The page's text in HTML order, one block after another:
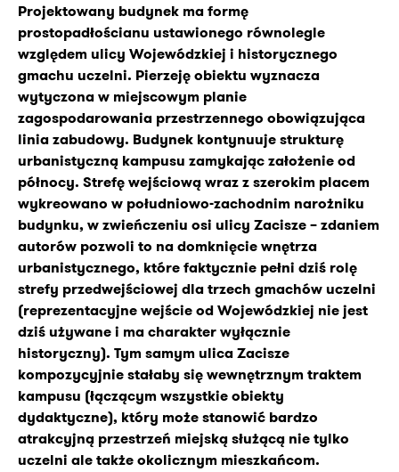
Projektowany budynek ma formę
prostopadłościanu ustawionego równolegle
względem ulicy Wojewódzkiej i historycznego
gmachu uczelni. Pierzeję obiektu wyznacza
wytyczona w miejscowym planie
zagospodarowania przestrzennego obowiązująca
linia zabudowy. Budynek kontynuuje strukturę
urbanistyczną kampusu zamykając założenie od
północy. Strefę wejściową wraz z szerokim placem
wykreowano w południowo-zachodnim narożniku
budynku, w zwieńczeniu osi ulicy Zacisze – zdaniem
autorów pozwoli to na domknięcie wnętrza
urbanistycznego, które faktycznie pełni dziś rolę
strefy przedwejściowej dla trzech gmachów uczelni
(reprezentacyjne wejście od Wojewódzkiej nie jest
dziś używane i ma charakter wyłącznie
historyczny). Tym samym ulica Zacisze
kompozycyjnie stałaby się wewnętrznym traktem
kampusu (łączącym wszystkie obiekty
dydaktyczne), który może stanowić bardzo
atrakcyjną przestrzeń miejską służącą nie tylko
uczelni ale także okolicznym mieszkańcom.